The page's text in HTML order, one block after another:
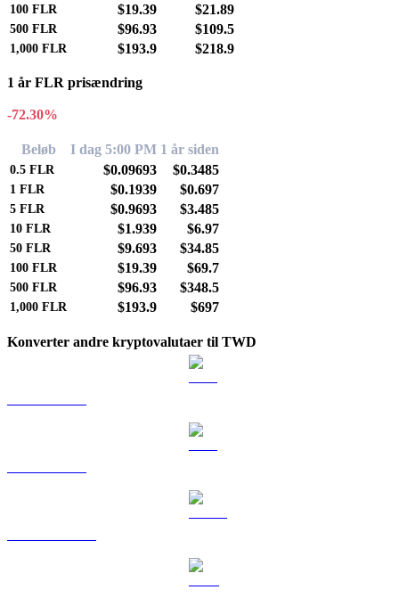
100 FLR $19.39 $21.89
500 FLR $96.93 $109.5
1,000 FLR $193.9 $218.9
1 år FLR prisændring
-72.30%
Beløb I dag 5:00 PM 1 år siden
0.5 FLR $0.09693 $0.3485
1 FLR $0.1939 $0.697
5 FLR $0.9693 $3.485
10 FLR $1.939 $6.97
50 FLR $9.693 $34.85
100 FLR $19.39 $69.7
500 FLR $96.93 $348.5
1,000 FLR $193.9 $697
Konverter andre kryptovalutaer til TWD